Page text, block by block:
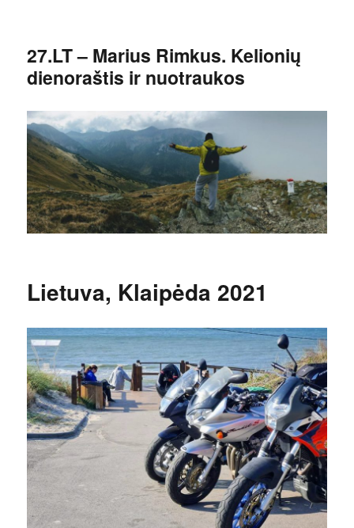
27.LT – Marius Rimkus. Kelionių
dienoraštis ir nuotraukos
Lietuva, Klaipėda 2021